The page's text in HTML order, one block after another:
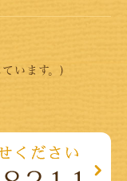
います。)